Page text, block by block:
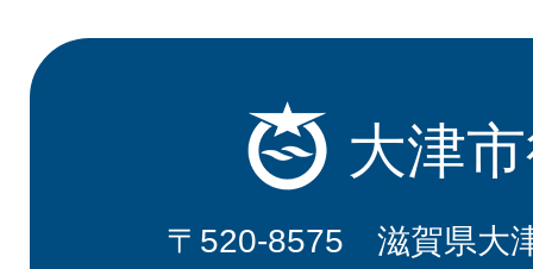
大津
〒520-8575 滋賀県大